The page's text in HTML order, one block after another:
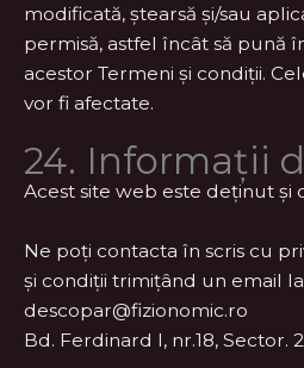
modificată, ștearsă și/sau
permisă, astfel încât să pună
acestor Termeni și condiții.
vor fi afectate.
24. Informații
Acest site web este deținut și
Ne poți contacta în scris cu
și condiții trimițând un email
descopar@fizionomic.ro
Bd. Ferdinard I, nr.18, Sector.